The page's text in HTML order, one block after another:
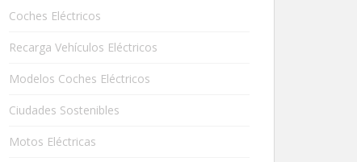
Coches Eléctricos
Recarga Vehículos Eléctricos
Modelos Coches Eléctricos
Ciudades Sostenibles
Motos Eléctricas